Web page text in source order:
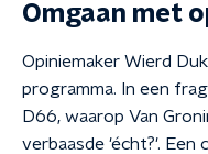
Omgaan met
Opiniemaker Wierd
programma. In een
D66, waarop Van
verbaasde 'écht?'.